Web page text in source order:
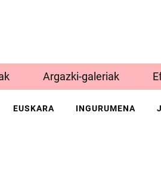
Argazki-galeriak
EUSKARA INGURUMENA